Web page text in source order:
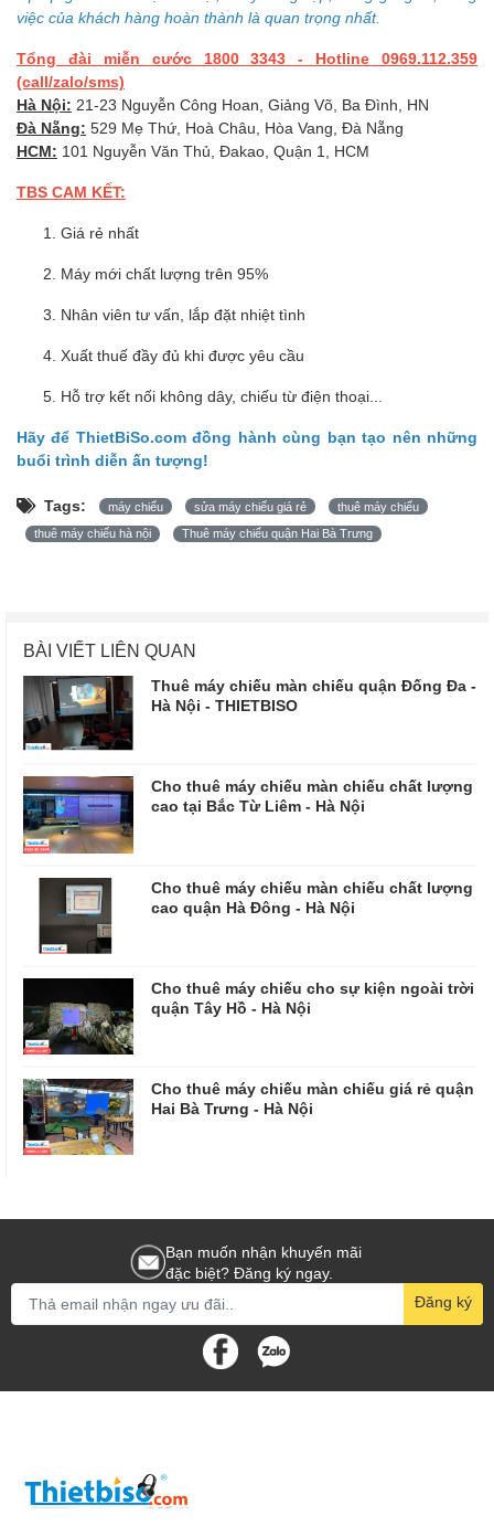
việc của khách hàng hoàn thành là quan trọng nhất.
Tổng đài miễn cước 1800 3343 - Hotline 0969.112.359
(call/zalo/sms)
Hà Nội: 21-23 Nguyễn Công Hoan, Giảng Võ, Ba Đình, HN
Đà Nẵng: 529 Mẹ Thứ, Hoà Châu, Hòa Vang, Đà Nẵng
HCM: 101 Nguyễn Văn Thủ, Đakao, Quận 1, HCM
TBS CAM KẾT:
Giá rẻ nhất
Máy mới chất lượng trên 95%
Nhân viên tư vấn, lắp đặt nhiệt tình
Xuất thuế đầy đủ khi được yêu cầu
Hỗ trợ kết nối không dây, chiếu từ điện thoại...
Hãy để ThietBiSo.com đồng hành cùng bạn tạo nên những
buổi trình diễn ấn tượng!
Tags: máy chiếu sửa máy chiếu giá rẻ thuê máy chiếu
thuê máy chiếu hà nội Thuê máy chiếu quận Hai Bà Trưng
BÀI VIẾT LIÊN QUAN
Thuê máy chiếu màn chiếu quận Đống Đa -
Hà Nội - THIETBISO
Cho thuê máy chiếu màn chiếu chất lượng
cao tại Bắc Từ Liêm - Hà Nội
Cho thuê máy chiếu màn chiếu chất lượng
cao quận Hà Đông - Hà Nội
Cho thuê máy chiếu cho sự kiện ngoài trời
quận Tây Hồ - Hà Nội
Cho thuê máy chiếu màn chiếu giá rẻ quận
Hai Bà Trưng - Hà Nội
Bạn muốn nhận khuyến mãi
đặc biệt? Đăng ký ngay.
Đăng ký